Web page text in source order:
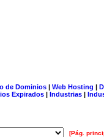
de Dominios| Web Hosting |
Expirados | Industrias |
[Pág.